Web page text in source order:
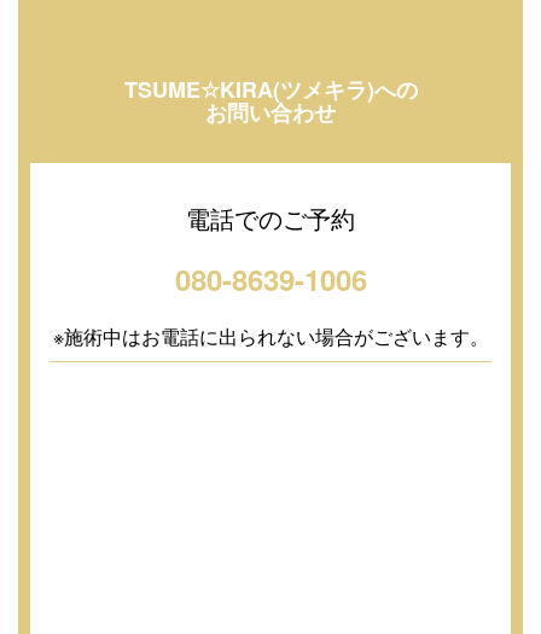
TSUME☆KIRA(ツメキラ)への
お問い合わせ
電話でのご予約
080-8639-1006
※施術中はお電話に出られない場合がございます。